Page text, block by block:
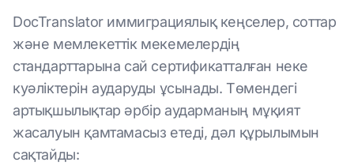
DocTranslator иммиграциялық кеңселер, соттар
және мемлекеттік мекемелердің
стандарттарына сай сертификатталған неке
куәліктерін аударуды ұсынады. Төмендегі
артықшылықтар әрбір аударманың мұқият
жасалуын қамтамасыз етеді, дәл құрылымын
сақтайды: